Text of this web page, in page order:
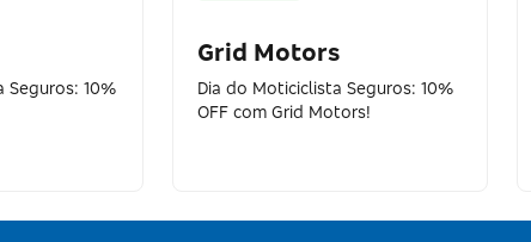
Seguros: 10%
Grid Motors
Dia do Moticiclista Seguros: 10%
OFF com Grid Motors!